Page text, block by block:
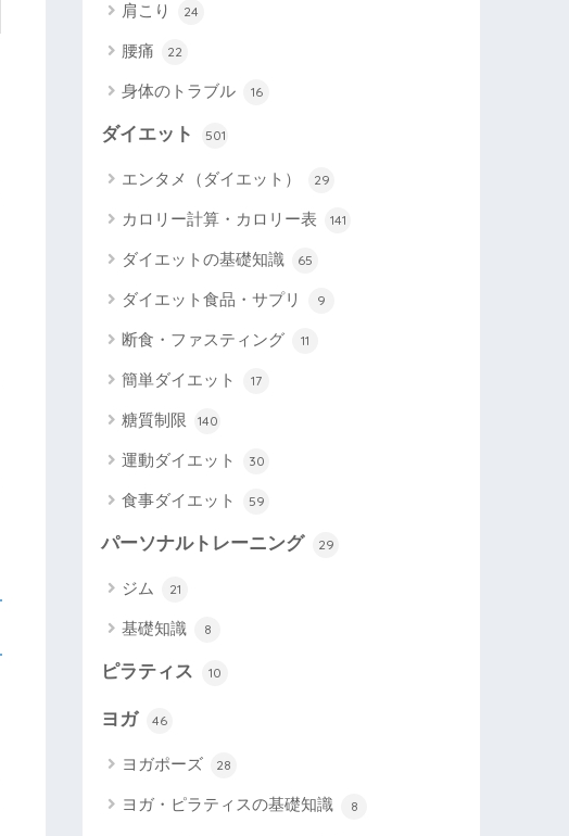
肩こり 24
腰痛 22
身体のトラブル 16
ダイエット 501
エンタメ（ダイエット） 29
カロリー計算・カロリー表 141
ダイエットの基礎知識 65
ダイエット食品・サプリ 9
断食・ファスティング 11
簡単ダイエット 17
糖質制限 140
運動ダイエット 30
食事ダイエット 59
パーソナルトレーニング 29
ジム 21
基礎知識 8
ピラティス 10
ヨガ 46
ヨガポーズ 28
ヨガ・ピラティスの基礎知識 8